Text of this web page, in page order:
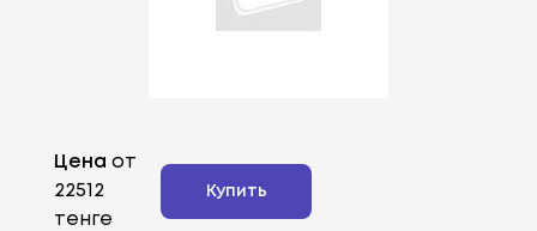
Цена от
22512
тенге
Купить